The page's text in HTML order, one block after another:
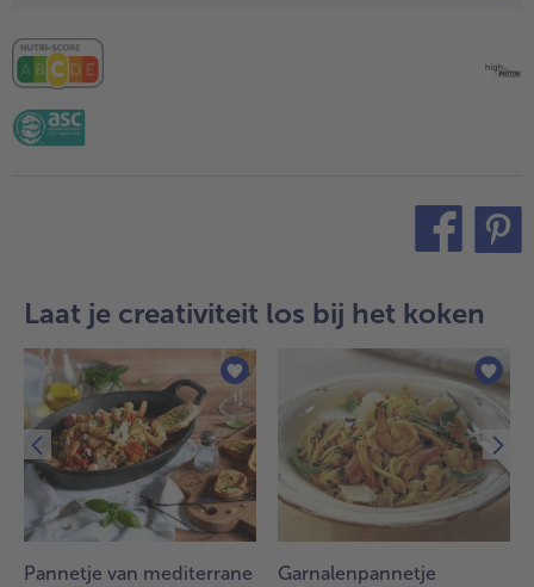
Laat je creativiteit los bij het koken
Pannetje van mediterrane
Garnalenpannetje